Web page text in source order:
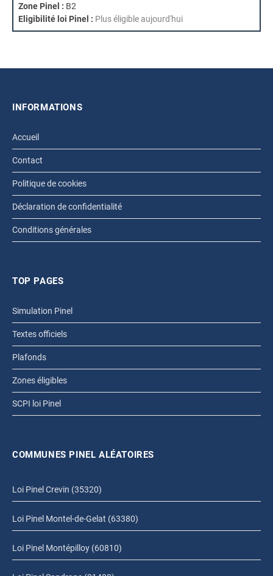
Zone Pinel : B2
Eligibilité loi Pinel : Plus éligible aujourd'hui
INFORMATIONS
Accueil
Contact
Politique de cookies
Déclaration de confidentialité
Conditions générales
TOP PAGES
Simulation Pinel
Textes officiels
Plafonds
Zones éligibles
SCPI loi Pinel
COMMUNES PINEL ALÉATOIRES
Loi Pinel Crevin (35320)
Loi Pinel Montel-de-Gelat (63380)
Loi Pinel Montépilloy (60810)